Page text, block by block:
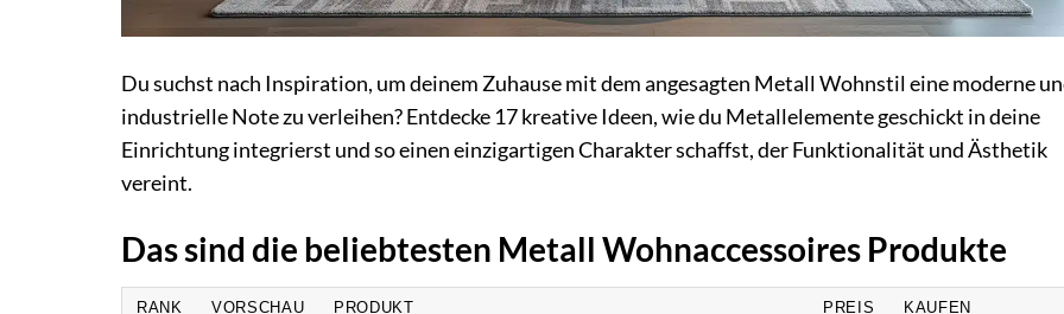
Du suchst nach Inspiration, um deinem Zuhause mit dem angesagten Metall Wohnstil eine moderne
industrielle Note zu verleihen? Entdecke 17 kreative Ideen, wie du Metallelemente geschickt in deine
Einrichtung integrierst und so einen einzigartigen Charakter schaffst, der Funktionalität und Ästhetik
vereint.
Das sind die beliebtesten Metall Wohnaccessoires Produkte
RANK VORSCHAU PRODUKT PREIS KAUFEN